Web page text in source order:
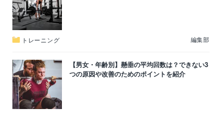
トレーニング 編集部
【男女・年齢別】懸垂の平均回数は？できない3
つの原因や改善のためのポイントを紹介